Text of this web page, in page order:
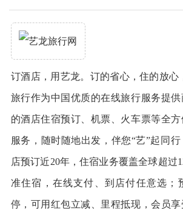
订酒店，用艺龙。订的省心，住的放心
旅行作为中国优质的在线旅行服务提
的酒店住宿预订、机票、火车票等全
服务，随时随地出发，伴您“艺”起同
店预订近20年，住宿业务覆盖全球超过
准住宿，在线支付、到店付任意选；
停，可用红包立减、里程抵现，会员